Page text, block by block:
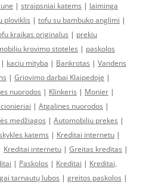
| straipsniai katems | laiminga
ploviklis | tofu su bambuko anglimi |
kraikas originalus | prekiu
krovimo stoteles | paskolos
| kaciu mityba | Bankrotas | Vandens
| Griovimo darbai Klaipedoje |
nuorodos | Klinkeris | Monier |
| Atgalines nuorodos |
medžiagos | Automobiliu prekes |
katems | Kreditai internetu |
Kreditai internetu | Greitas kreditas |
| Paskolos | Kreditai | Kreditai,
tarnautų lubos | greitos paskolos |